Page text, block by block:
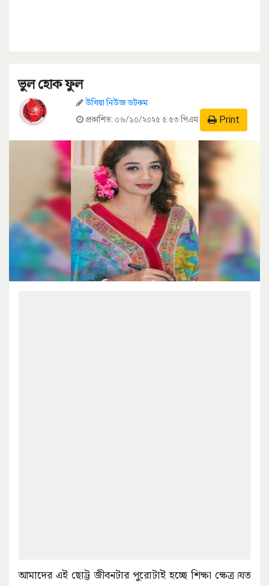
ভুল হোক ফুল
উখিয়া নিউজ ডটকম
প্রকাশিত: ০৬/১০/২০২৫ ৫:৫৩ পিএম Print
আমাদের এই ছোট্ট জীবনটার পুরোটাই হচ্ছে শিক্ষা ক্ষেত্র।যত